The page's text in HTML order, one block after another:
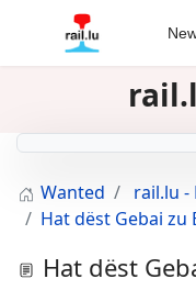
Wanted rail.lu -
Hat dëst Gebai zu
Hat dëst